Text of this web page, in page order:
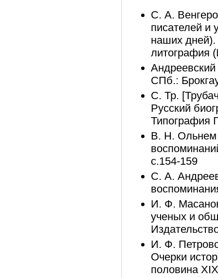
С. А.
писателей и
наших
литография
СПб.:
С. Тр.
Русский
Типография
В. Н. Ольнем
с.154-159
С. А.
И. Ф.
ученых и
И. Ф.
Очерки
половина